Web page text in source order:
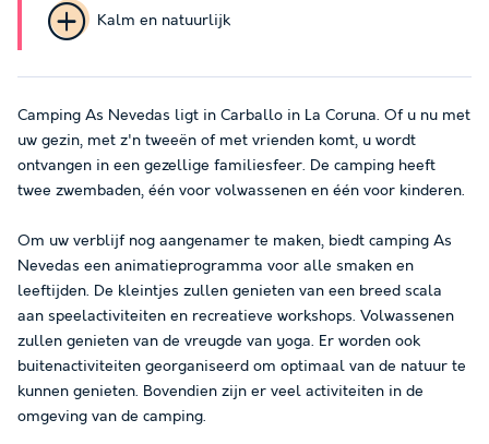
Kalm en natuurlijk
Camping As Nevedas ligt in Carballo in La Coruna. Of u nu met
uw gezin, met z'n tweeën of met vrienden komt, u wordt
ontvangen in een gezellige familiesfeer. De camping heeft
twee zwembaden, één voor volwassenen en één voor kinderen.
Om uw verblijf nog aangenamer te maken, biedt camping As
Nevedas een animatieprogramma voor alle smaken en
leeftijden. De kleintjes zullen genieten van een breed scala
aan speelactiviteiten en recreatieve workshops. Volwassenen
zullen genieten van de vreugde van yoga. Er worden ook
buitenactiviteiten georganiseerd om optimaal van de natuur te
kunnen genieten. Bovendien zijn er veel activiteiten in de
omgeving van de camping.